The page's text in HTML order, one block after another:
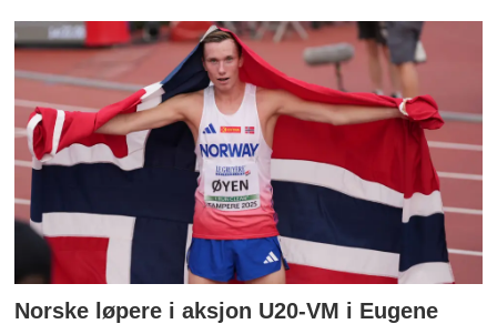
Norske løpere i aksjon U20-VM i Eugene